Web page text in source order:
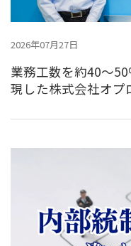
2026年07月27日
業務工数を約40〜
現した株式会社オプ